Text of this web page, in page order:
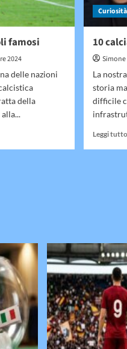
famosi
2024
delle nazioni
della
Curiosità
10
La
storia
difficile
Leggi tutto